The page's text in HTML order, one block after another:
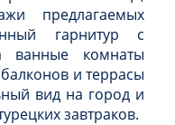
предлагаемых
гарнитур с
ванные комнаты
и террасы
вид на город и
завтраков.